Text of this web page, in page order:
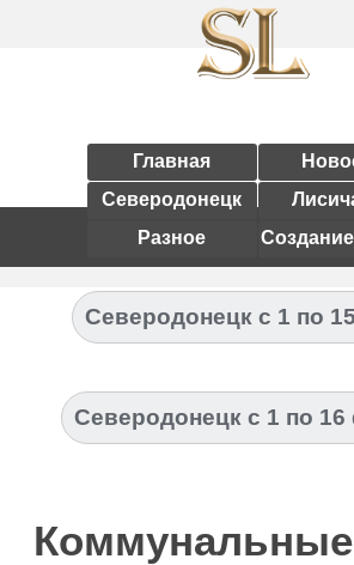
Главная
Северодонецк
Разное
Северодонецк с 1 по
Северодонецк с 1 по
Коммунальные